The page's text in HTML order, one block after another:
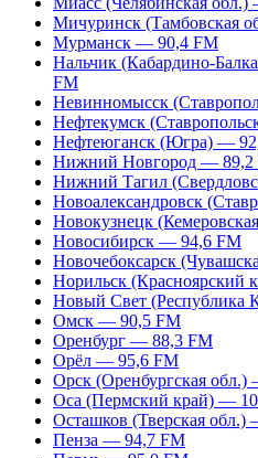
Мичуринск (Тамбовская
Мурманск — 90,4 FM
Нальчик (Кабардино-
FM
Невинномысск
Нефтекумск
Нефтеюганск (Югра) —
Нижний Новгород — 89,2
Нижний Тагил
Новоалександровск
Новокузнецк
Новосибирск — 94,6 FM
Новочебоксарск
Норильск (Красноярский
Новый Свет
Омск — 90,5 FM
Оренбург — 88,3 FM
Орёл — 95,6 FM
Орск (Оренбургская
Оса (Пермский край) —
Осташков (Тверская
Пенза — 94,7 FM